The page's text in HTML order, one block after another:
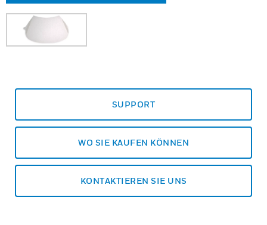
SUPPORT
WO SIE KAUFEN KÖNNEN
KONTAKTIEREN SIE UNS